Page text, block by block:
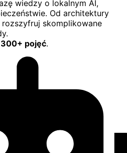
wiedzy o lokalnym AI,
Od architektury
skomplikowane
pojęć.